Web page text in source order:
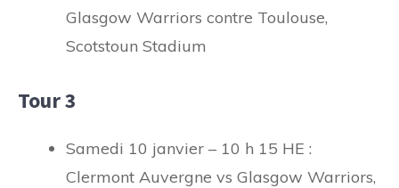
Glasgow Warriors contre Toulouse,
Scotstoun Stadium
Tour 3
Samedi 10 janvier – 10 h 15 HE :
Clermont Auvergne vs Glasgow Warriors,